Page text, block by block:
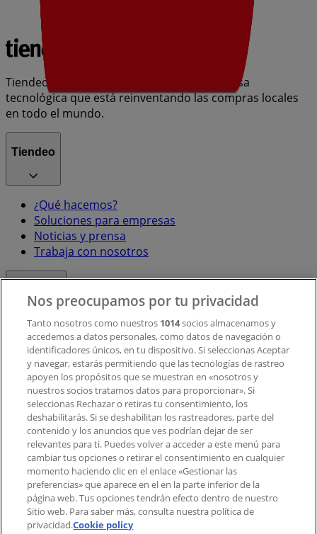
Tiendeo forma parte de Shopfully, la empresa
tecnológica que está reinventando las compras locales
en todo el mundo.
Tiendeo
¿Qué hacemos?
Soluciones para empresas
Noticias y prensa
Trabaja con nosotros
Contacto comercial y de marketing
Tienda mal colocada en el mapa
Notificar un folleto
¿Encontraste un problema en la web o en la
aplicación?
Índices
Marcas
Marcas locales
Negocios
Nos preocupamos por tu privacidad
Tanto nosotros como nuestros 1014socios almacenamos y
accedemos a datos personales, como datos de navegación o
identificadores únicos, en tu dispositivo. Si seleccionas Aceptar
y navegar, estarás permitiendo que las tecnologías de rastreo
apoyen los propósitos que se muestran en «nosotros y
nuestros socios tratamos datos para proporcionar». Si
seleccionas Rechazar o retiras tu consentimiento, los
deshabilitarás. Si se deshabilitan los rastreadores, parte del
contenido y los anuncios que ves podrían dejar de ser
relevantes para ti. Puedes volver a acceder a este menú para
cambiar tus opciones o retirar el consentimiento en cualquier
momento haciendo clic en el enlace «Gestionar las
preferencias» que aparece en el en la parte inferior de la
página web. Tus opciones tendrán efecto dentro de nuestro
Sitio web. Para saber más, consulta nuestra política de
privacidad.Cookie policy